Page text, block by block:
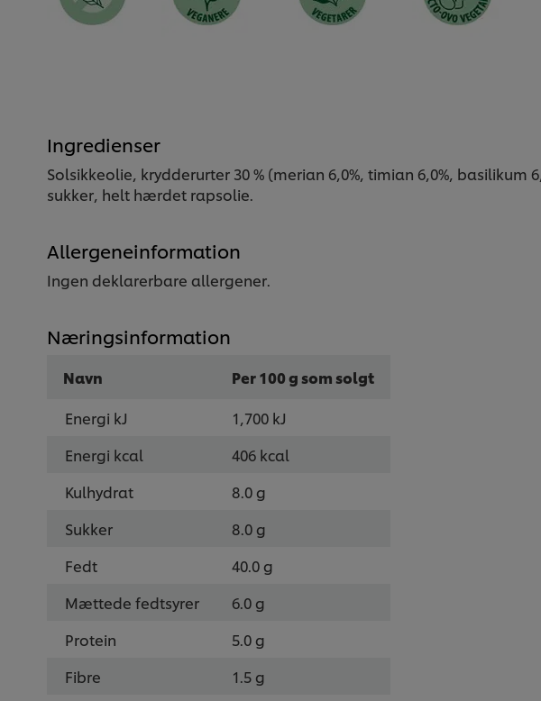
Ingredienser
Solsikkeolie, krydderurter 30 % (merian 6,0%, timian 6,0%,
sukker, helt hærdet rapsolie.
Allergeneinformation
Ingen deklarerbare allergener.
Næringsinformation
Navn
Per 100 g som solgt
Energi kJ
1,700 kJ
Energi kcal
406 kcal
Kulhydrat
8.0 g
Sukker
8.0 g
Fedt
40.0 g
Mættede fedtsyrer
6.0 g
Protein
5.0 g
Fibre
1.5 g